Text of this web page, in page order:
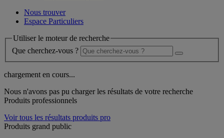
Nous trouver
Espace Particuliers
Utiliser le moteur de recherche
Que cherchez-vous ?
chargement en cours...
Nous n'avons pas pu charger les résultats de votre recherche
Produits professionnels
Voir tous les résultats produits pro
Produits grand public